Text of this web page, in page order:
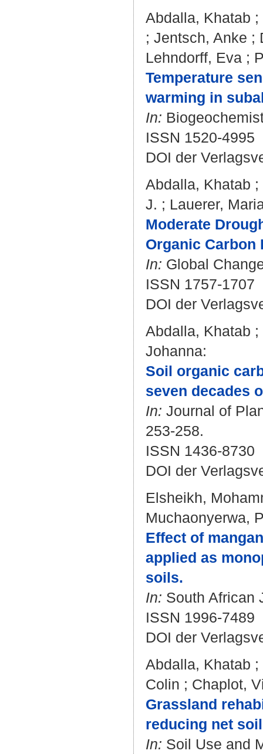
Abdalla, Khatab ;
; Jentsch, Anke ;
Lehndorff, Eva ;
Temperature
warming in
In:
ISSN 1520-4995
DOI der
Abdalla, Khatab ;
J. ; Lauerer,
Moderate
Organic Carbon
In: Global
ISSN 1757-1707
DOI der
Abdalla, Khatab ;
Johanna:
Soil organic
seven decades
In: Journal of
253-258.
ISSN 1436-8730
DOI der
Elsheikh,
Muchaonyerwa,
Effect of
applied as
soils.
In: South African
ISSN 1996-7489
DOI der
Abdalla, Khatab ;
Colin ; Chaplot,
Grassland
reducing net
In: Soil Use and